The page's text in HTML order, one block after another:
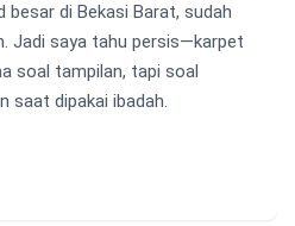
besar di Bekasi Barat, sudah
Jadi saya tahu persis—karpet
soal tampilan, tapi soal
saat dipakai ibadah.